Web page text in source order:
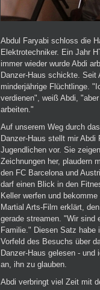
Abdul Faryabi schloss die
Elektrotechniker. Ein Jahr
immer wieder wurde Abdi
Danzer-Haus schickte. Seit
minderjährige Flüchtlinge.
verdienen", weiß Abdi,
arbeiten."
Auf unserem Weg durch
Danzer-Haus stellt mir Abdi
Jugendlichen vor. Sie
Zeichnungen her, plaudern
den FC Barcelona und
darf einen Blick in den
Keller werfen und bekomme
Martial Arts-Film erklärt,
gerade streamen. "Wir sind
Familie." Diesen Satz habe
Vorfeld des Besuchs über
Danzer-Haus gelesen - und
an, ihn zu glauben.
Abdi verbringt viel Zeit mit